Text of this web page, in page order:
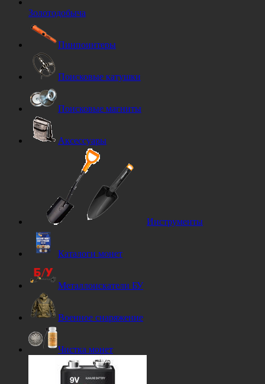
Золотодобыча
Пинпоинтеры
Поисковые катушки
Поисковые магниты
Аксессуары
Инструменты
Каталоги монет
Металлоискатели БУ
Военное снаряжение
Чистка монет